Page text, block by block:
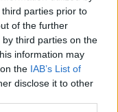
parties prior to
of the further
third parties on the
information may
the IAB’s List of
disclose it to other